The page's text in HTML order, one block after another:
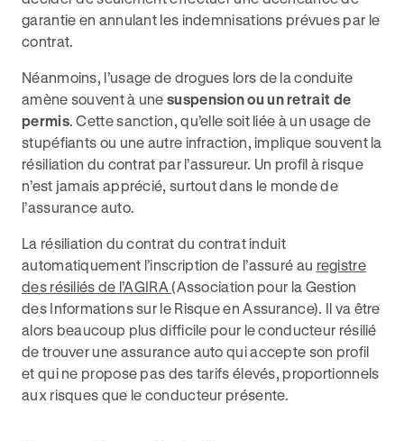
garantie en annulant les indemnisations prévues par le
contrat.
Néanmoins, l’usage de drogues lors de la conduite
amène souvent à unesuspension ou un retrait de
permis. Cette sanction, qu’elle soit liée à un usage de
stupéfiants ou une autre infraction, implique souvent la
résiliation du contrat par l’assureur. Un profil à risque
n’est jamais apprécié, surtout dans le monde de
l’assurance auto.
La résiliation du contrat du contrat induit
automatiquement l’inscription de l’assuré au registre
des résiliés de l’AGIRA (Association pour la Gestion
des Informations sur le Risque en Assurance). Il va être
alors beaucoup plus difficile pour le conducteur résilié
de trouver une assurance auto qui accepte son profil
et qui ne propose pas des tarifs élevés, proportionnels
aux risques que le conducteur présente.